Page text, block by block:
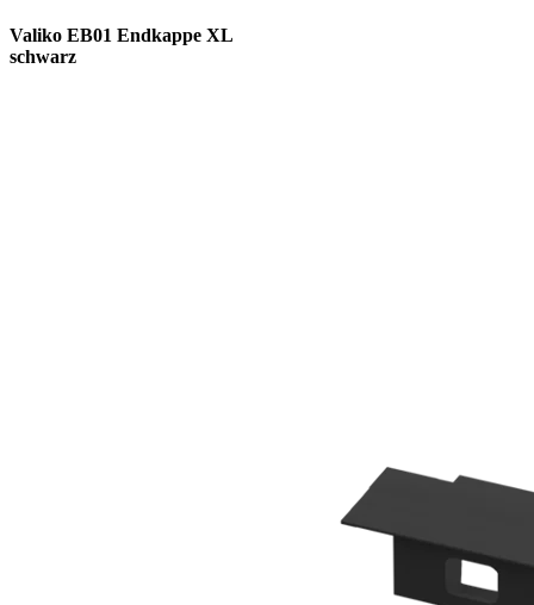
Valiko EB01 Endkappe XL
schwarz